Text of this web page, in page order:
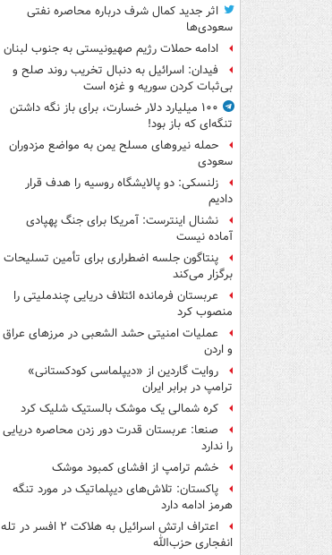
اثر جدید کمال شرف درباره محاصره نفتی
سعودی‌ها
ادامه حملات رژیم صهیونیستی به جنوب لبنان
فیدان: اسرائیل به دنبال تخریب روند صلح و
بی‌ثبات کردن سوریه و غزه است
۱۰۰ میلیارد دلار خسارت، برای باز نگه داشتن
تنگه‌ای که باز بود!
حمله نیروهای مسلح یمن به مواضع مزدوران
سعودی
زلنسکی: دو پالایشگاه روسیه را هدف قرار
دادیم
نشنال اینترست: آمریکا برای جنگ پهپادی
آماده نیست
پنتاگون جلسه اضطراری برای تأمین تسلیحات
برگزار می‌کند
عربستان فرمانده ائتلاف دریایی چندملیتی را
منصوب کرد
عملیات امنیتی حشد الشعبی در مرزهای عراق
و اردن
روایت گاردین از «دیپلماسی کودکستانی»
ترامپ در برابر ایران
کره شمالی یک موشک بالستیک شلیک کرد
صنعا: عربستان قدرت دور زدن محاصره دریایی
را ندارد
خشم ترامپ از افشای کمبود موشک
پاکستان: تلاش‌های دیپلماتیک در مورد تنگه
هرمز ادامه دارد
اعتراف ارتش اسرائیل به هلاکت ۲ افسر در تله
انفجاری حزب‌الله